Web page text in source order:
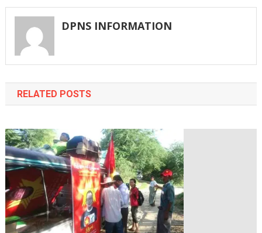
navigation
DPNS INFORMATION
RELATED POSTS